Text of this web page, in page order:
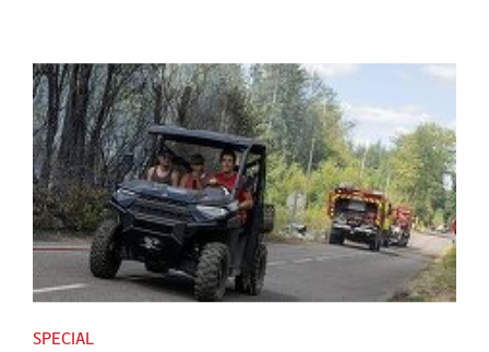
SPECIAL